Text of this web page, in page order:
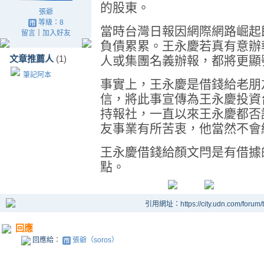
張爺
等級：8
留言｜ 加入好友
文章推薦人 (1)
筆記阿本
的股東。
當時台灣日報因網際網路崛
負債累累。王永慶若真有意
人或集團名義辦報，都將更
事實上，王永慶是借錢給老
信，將此事宣傳為王永慶投
持報社，一直以來王永慶都
友事業有所苦衷，他當然不
王永慶借錢給顏文閂是有借
點。
引用網址：https://city.udn.com/
回應
回應給： 張爺（soros）